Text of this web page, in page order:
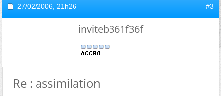
27/02/2006, 21h26 #3
inviteb361f36f
Re : assimilation